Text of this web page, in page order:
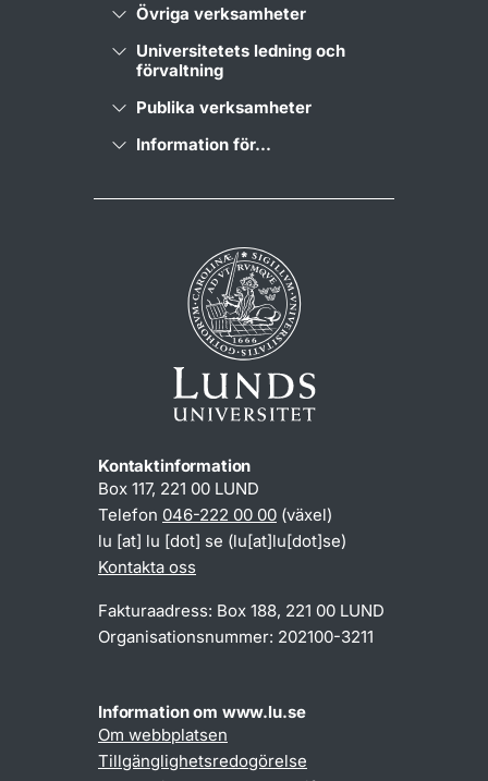
Övriga verksamheter
Universitetets ledning och
förvaltning
Publika verksamheter
Information för...
Kontaktinformation
Box 117, 221 00 LUND
Telefon 046-222 00 00 (växel)
lu [at] lu [dot] se (lu[at]lu[dot]se)
Kontakta oss
Fakturaadress: Box 188, 221 00 LUND
Organisationsnummer: 202100-3211
Information om www.lu.se
Om webbplatsen
Tillgänglighetsredogörelse